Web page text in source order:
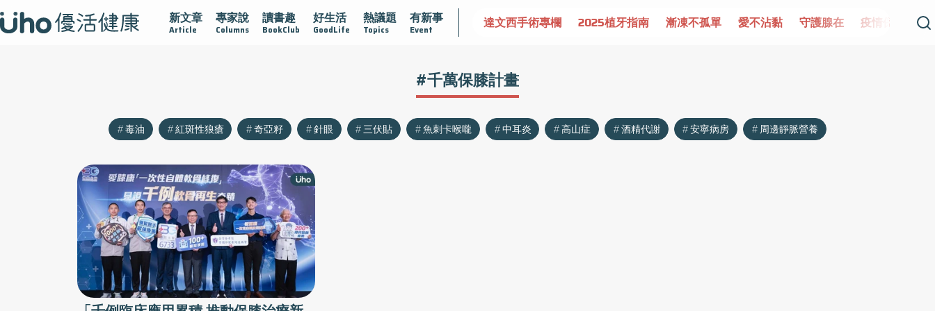
新文章
Article
專家說
Columns
讀書趣
BookClub
好生活
GoodLife
熱議題
Topics
有新事
Event
黏 守護腺在 疫情保衛戰 再生醫學 愛的未來視 認識攝護腺肥大 守護骨骼健康 達文西手術專欄 2025植牙指南 漸凍不孤單 愛不沾黏 守護腺在 疫情保衛戰
#千萬保膝計畫
毒油 紅斑性狼瘡 奇亞籽 針眼 三伏貼 魚刺卡喉嚨 中耳炎 高山症 酒精代謝 安寧病房 周邊靜脈營養